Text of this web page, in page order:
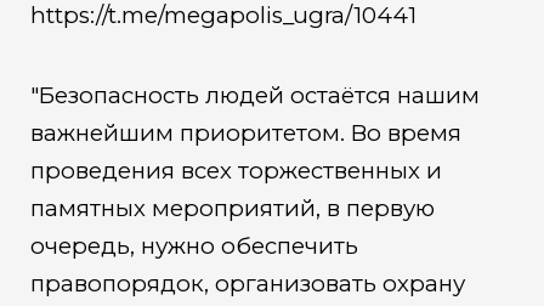
https://t.me/megapolis_ugra/10441
"Безопасность людей остаëтся нашим
важнейшим приоритетом. Во время
проведения всех торжественных и
памятных мероприятий, в первую
очередь, нужно обеспечить
правопорядок, организовать охрану